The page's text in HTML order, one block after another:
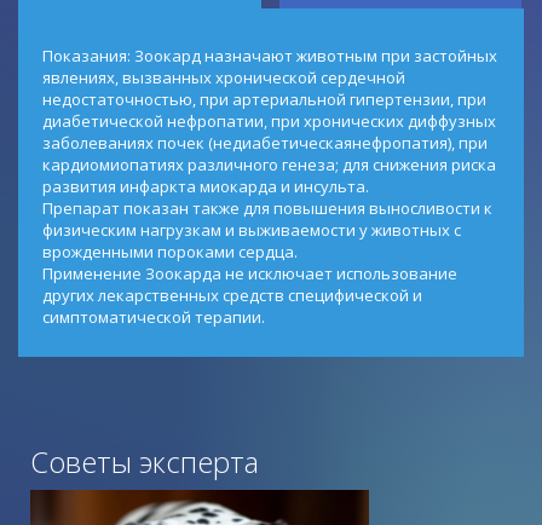
Показания: Зоокард назначают животным при застойных
явлениях, вызванных хронической сердечной
недостаточностью, при артериальной гипертензии, при
диабетической нефропатии, при хронических диффузных
заболеваниях почек (недиабетическаянефропатия), при
кардиомиопатиях различного генеза; для снижения риска
развития инфаркта миокарда и инсульта.
Препарат показан также для повышения выносливости к
физическим нагрузкам и выживаемости у животных с
врожденными пороками сердца.
Применение Зоокарда не исключает использование
других лекарственных средств специфической и
симптоматической терапии.
Советы эксперта